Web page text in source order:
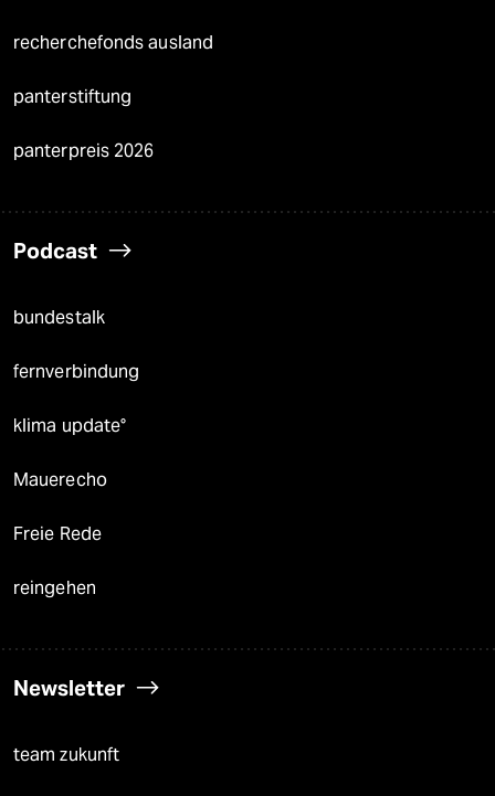
recherchefonds ausland
panterstiftung
panterpreis 2026
Podcast
bundestalk
fernverbindung
klima update°
Mauerecho
Freie Rede
reingehen
Newsletter
team zukunft